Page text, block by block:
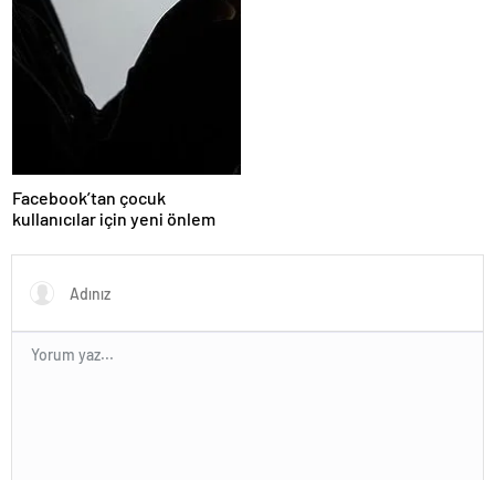
Facebook’tan çocuk
kullanıcılar için yeni önlem